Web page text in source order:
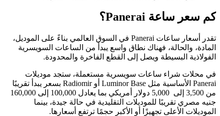
كم سعر ساعة Panerai؟
تقدر أسعار ساعات Panerai في السوق العالمي بناءً على الموديل،
المادة، والحالة، فهناك نطاق واسع يبدأ من الساعات السويسرية
الفولاذية البسيطة ويصل إلى القطع الفاخرة والمحدودة.
في محلات شراء ساعات سويسرية مستعملة، ستجد موديلات
Panerai الأساسية مثل Luminor Base أو Radiomir بسعر يبدأ تقريبًا
من 3,500 إلى 5,000 دولار أمريكي بما يعادل 100,000 إلى 160,000
جنيه مصري تقريبًا للموديلات التقليدية في حالة جيدة، بينما
الموديلات الأعلى تجهيزًا أو الأكبر حجمًا ترتفع أسعارها.